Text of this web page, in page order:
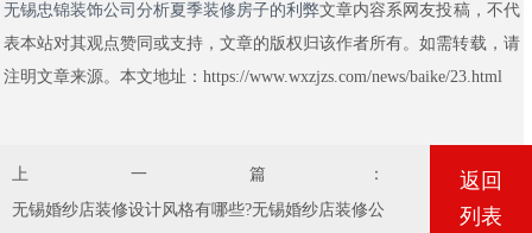
无锡忠锦装饰公司分析夏季装修房子的利弊文章内容系网友投稿，不代
表本站对其观点赞同或支持，文章的版权归该作者所有。如需转载，请
注明文章来源。本文地址：https://www.wxzjzs.com/news/baike/23.html
上一篇：
无锡婚纱店装修设计风格有哪些?无锡婚纱店装修公司.
返回
列表